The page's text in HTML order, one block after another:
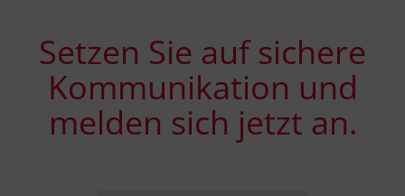
Setzen Sie auf sichere
Kommunikation und
melden sich jetzt an.